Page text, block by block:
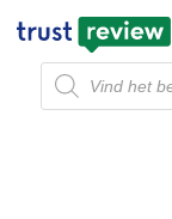
Producten
zoeken